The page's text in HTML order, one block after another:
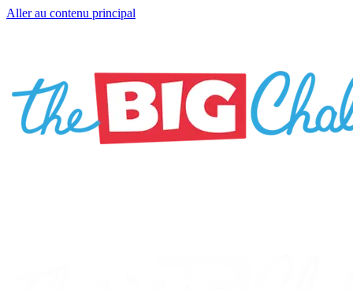
Aller au contenu principal